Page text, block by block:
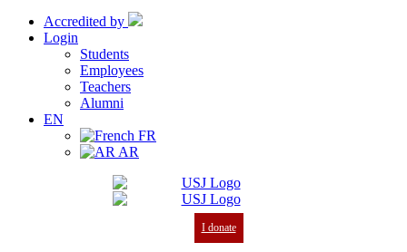
Accredited by
Login
Students
Employees
Teachers
Alumni
EN
FR
AR
I donate